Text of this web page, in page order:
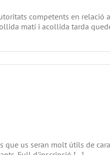
competents en relació
matí i acollida tarda
que us seran molt útils de